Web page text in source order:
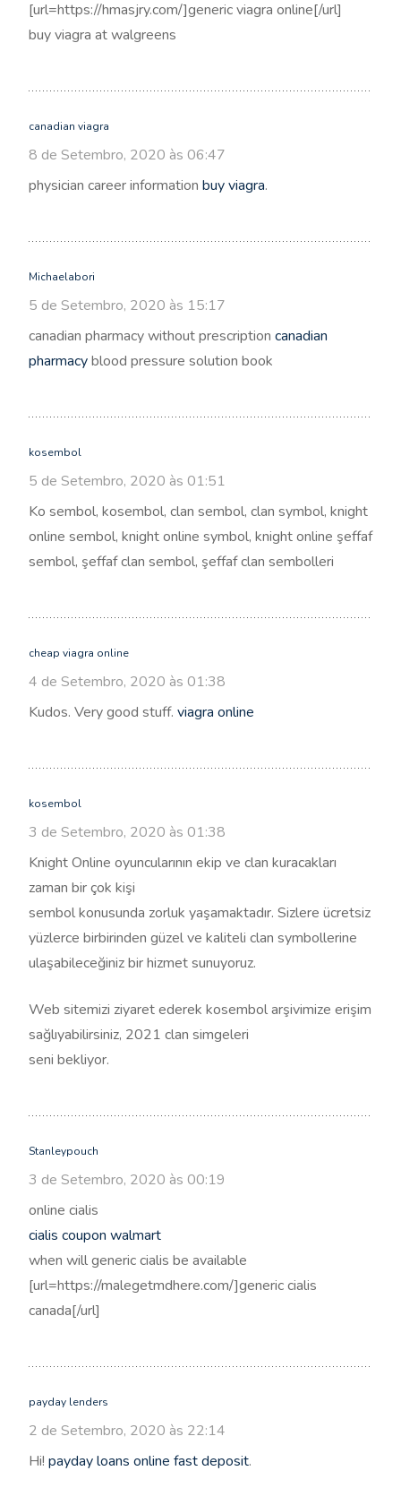
[url=https://hmasjry.com/]generic viagra online[/url]
buy viagra at walgreens
canadian viagra
8 de Setembro, 2020 às 06:47
physician career information buy viagra.
Michaelabori
5 de Setembro, 2020 às 15:17
canadian pharmacy without prescription canadian
pharmacyblood pressure solution book
kosembol
5 de Setembro, 2020 às 01:51
Ko sembol, kosembol, clan sembol, clan symbol, knight
online sembol, knight online symbol, knight online şeffaf
sembol, şeffaf clan sembol, şeffaf clan sembolleri
cheap viagra online
4 de Setembro, 2020 às 01:38
Kudos. Very good stuff. viagra online
kosembol
3 de Setembro, 2020 às 01:38
Knight Online oyuncularının ekip ve clan kuracakları
zaman bir çok kişi
sembol konusunda zorluk yaşamaktadır. Sizlere ücretsiz
yüzlerce birbirinden güzel ve kaliteli clan symbollerine
ulaşabileceğiniz bir hizmet sunuyoruz.
Web sitemizi ziyaret ederek kosembol arşivimize erişim
sağlıyabilirsiniz, 2021 clan simgeleri
seni bekliyor.
Stanleypouch
3 de Setembro, 2020 às 00:19
online cialis
cialis coupon walmart
when will generic cialis be available
[url=https://malegetmdhere.com/]generic cialis
canada[/url]
payday lenders
2 de Setembro, 2020 às 22:14
Hi! payday loans online fast deposit.